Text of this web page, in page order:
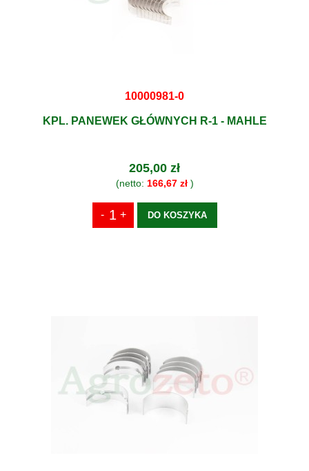
10000981-0
KPL. PANEWEK GŁÓWNYCH R-1 - MAHLE
205,00 zł
(netto: 166,67 zł)
DO KOSZYKA